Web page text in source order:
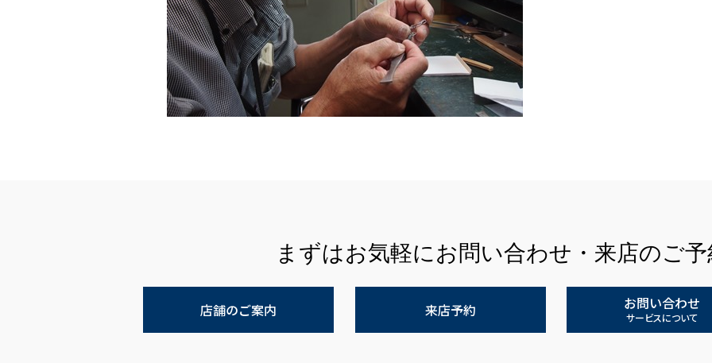
まずはお気軽にお問い合わせ・来店のご
店舗のご案内 来店予約 お問い合わせ
サービスについて